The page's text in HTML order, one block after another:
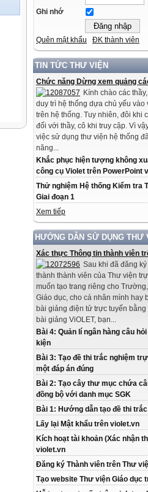
Ghi nhớ
Quên mật khẩu ĐK thành viên
TIN TỨC THƯ VIỆN
Chức năng Dừng xem quảng
Kính chào các
duy trì hệ thống dựa chủ yếu vào
trên hệ thống. Tuy nhiên, đôi khi
đối với thầy, cô khi truy cập. Vì
việc sử dụng thư viện hệ thống
năng...
Khắc phục hiện tượng không
công cụ Violet trên PowerPoint
Thử nghiệm Hệ thống Kiểm tra
Giai đoạn 1
Xem tiếp
HƯỚNG DẪN SỬ DỤNG THƯ
Xác thực Thông tin thành viên
Sau khi đã đăng
thành thành viên của Thư viện
muốn tạo trang riêng cho
Giáo dục, cho cá nhân mình hay
bài giảng điện tử trực tuyến
bài giảng ViOLET, bạn...
Bài 4: Quản lí ngân hàng câu
kiện
Bài 3: Tạo đề thi trắc nghiệm
một đáp án đúng
Bài 2: Tạo cây thư mục chứa
đồng bộ với danh mục SGK
Bài 1: Hướng dẫn tạo đề thi
Lấy lại Mật khẩu trên violet.vn
Kích hoạt tài khoản (Xác nhận
violet.vn
Đăng ký Thành viên trên Thư
Tạo website Thư viện Giáo dục